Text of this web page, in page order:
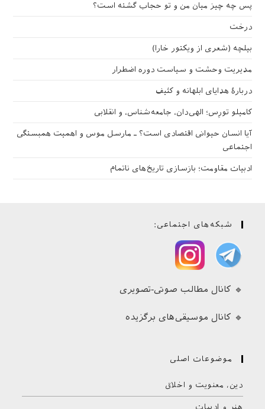
پس چه چیز میان من و تو حجاب گشته است؟
درخت
بیلچه (شعری از ویکتور خارا)
مدیریت وحشت و سیاست دوره اضطرار
دربارهٔ هدایای ابلهانه و کثیف
کامیلو تورِس؛ الهی‌دان، جامعه‌شناس، و انقلابی
آیا انسان حیوانی اقتصادی است؟ ـ مارسل موس و اهمیت همبستگی
اجتماعی
ادبیات مقاومت؛ بازسازی تاریخ‌های ناتمام
شبکه‌های اجتماعی:
🔹 کانال مطالب صوتی-تصویری
🔹 کانال موسیقی‌های برگزیده
موضوعات اصلی
دین، معنویت و اخلاق
هنر و ادبیات